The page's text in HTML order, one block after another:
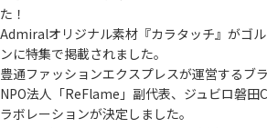
た！
Admiralオリジナル素材『カラタッチ』がゴ
ンに特集で掲載されました。
豊通ファッションエクスプレスが運営するブ
NPO法人「ReFlame」副代表、ジュビロ磐田
ラボレーションが決定しました。